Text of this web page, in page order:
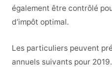
également être contrôlé
d’impôt optimal.
Les particuliers peuvent
annuels suivants pour 2019.